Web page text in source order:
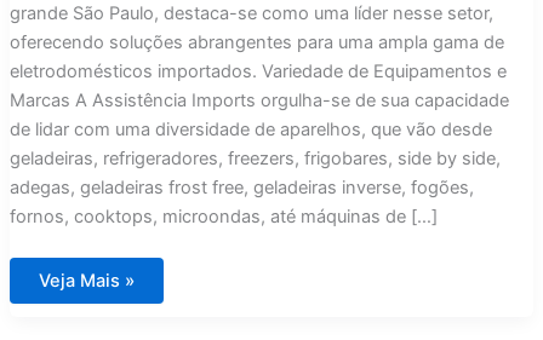
grande São Paulo, destaca-se como uma líder nesse setor,
oferecendo soluções abrangentes para uma ampla gama de
eletrodomésticos importados. Variedade de Equipamentos e
Marcas A Assistência Imports orgulha-se de sua capacidade
de lidar com uma diversidade de aparelhos, que vão desde
geladeiras, refrigeradores, freezers, frigobares, side by side,
adegas, geladeiras frost free, geladeiras inverse, fogões,
fornos, cooktops, microondas, até máquinas de […]
Assistência
Técnica
Veja Mais »